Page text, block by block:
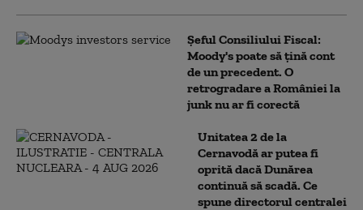
Șeful Consiliului Fiscal:
Moody's poate să țină cont
de un precedent. O
retrogradare a României la
junk nu ar fi corectă
Unitatea 2 de la
Cernavodă ar putea fi
oprită dacă Dunărea
continuă să scadă. Ce
spune directorul centralei